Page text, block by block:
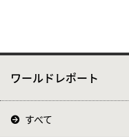
ワールドレポート
すべて